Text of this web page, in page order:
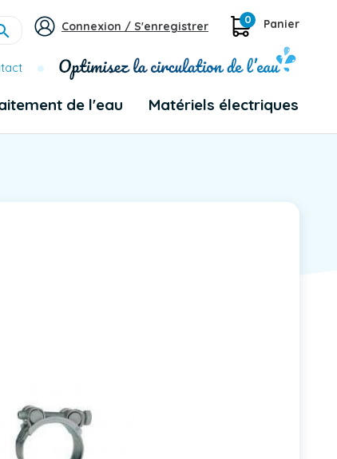
Connexion / S'enregistrer 0 Panier
de l'eau Matériels électriques